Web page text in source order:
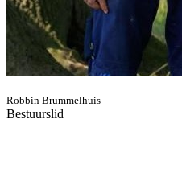
Robbin Brummelhuis
Bestuurslid